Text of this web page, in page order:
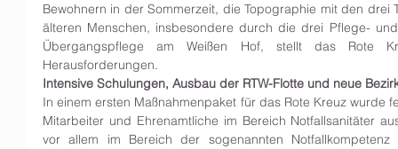
Bewohnern in der Sommerzeit, die Topographie mit den drei
älteren Menschen, insbesondere durch die drei Pflege-
Übergangspflege am Weißen Hof, stellt das Rote
Herausforderungen.
Intensive Schulungen, Ausbau der RTW-Flotte und neue
In einem ersten Maßnahmenpaket für das Rote Kreuz wurde
Mitarbeiter und Ehrenamtliche im Bereich Notfallsanitäter
vor allem im Bereich der sogenannten Notfallkompetenz